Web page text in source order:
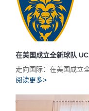
在美国成立全新球队
走向国际：在美国成立
阅读更多>